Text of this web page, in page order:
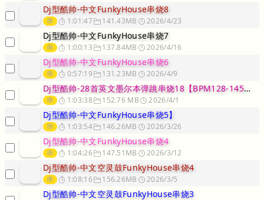
Dj型酷帅-中文FunkyHouse串烧8
串 1:01:47 141.43MB 2026/4/23
Dj型酷帅-中文FunkyHouse串烧7
串 1:00:13 137.84MB 2026/4/16
Dj型酷帅-中文FunkyHouse串烧6
串 0:57:19 131.23MB 2026/4/9
Dj型酷帅-28首英文墨尔本弹跳串烧18【BPM128-145】【
串 1:03:38 152.76 MB 2026/4/1
Dj型酷帅-中文FunkyHouse串烧5】
串 1:03:54 146.26MB 2026/3/26
Dj型酷帅-中文FunkyHouse串烧4
串 1:04:26 147.51MB 2026/3/12
Dj型酷帅-中文空灵鼓FunkyHouse串烧4
串 1:08:16 156.26MB 2026/3/5
Dj型酷帅-中文空灵鼓FunkyHouse串烧3